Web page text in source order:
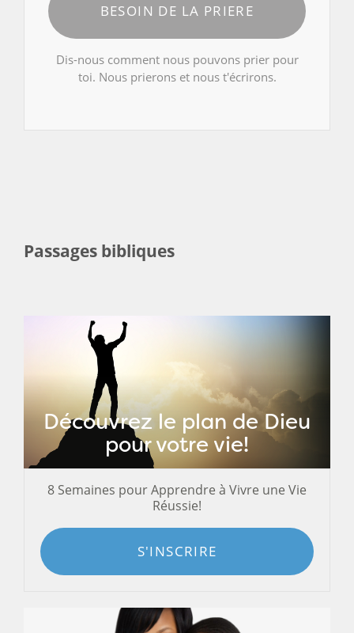
BESOIN DE LA PRIERE
Dis-nous comment nous pouvons prier pour
toi. Nous prierons et nous t'écrirons.
Passages bibliques
Découvrez le plan de Dieu
pour votre vie!
8 Semaines pour Apprendre à Vivre une Vie
Réussie!
S'INSCRIRE